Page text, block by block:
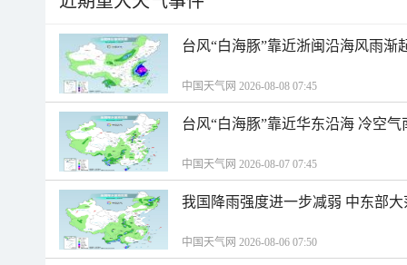
台风“白海豚”靠近浙闽沿海风雨渐
中国天气网 2026-08-08 07:45
台风“白海豚”靠近华东沿海 冷空
中国天气网 2026-08-07 07:45
我国降雨强度进一步减弱 中东部
中国天气网 2026-08-06 07:50